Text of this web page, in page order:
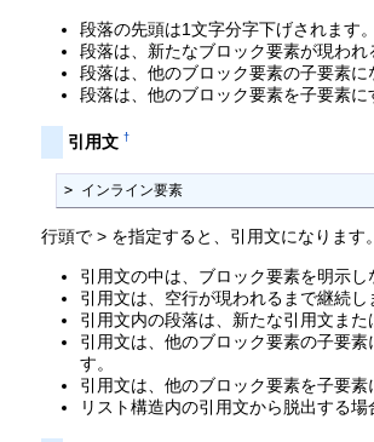
段落の先頭は1文字分字下げされます
段落は、新たなブロック要素が現われ
段落は、他のブロック要素の子要素に
段落は、他のブロック要素を子要素に
引用文†
> インライン要素
行頭で > を指定すると、引用文になります
引用文の中は、ブロック要素を明示し
引用文は、空行が現われるまで継続し
引用文内の段落は、新たな引用文また
引用文は、他のブロック要素の子要
す。
引用文は、他のブロック要素を子要
リスト構造内の引用文から脱出する